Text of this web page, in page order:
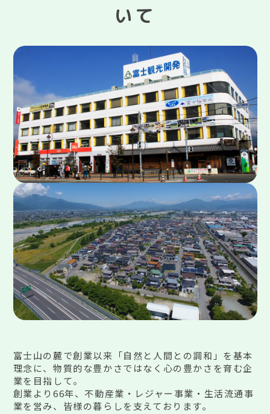
いて
富士山の麓で創業以来「自然と人間との調和」を基本
理念に、物質的な豊かさではなく心の豊かさを育む企
業を目指して。
創業より66年、不動産業・レジャー事業・生活流通事
業を営み、皆様の暮らしを支えております。